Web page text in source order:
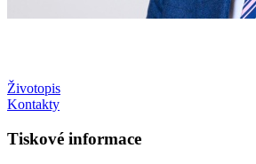
Životopis
Kontakty
Tiskové informace